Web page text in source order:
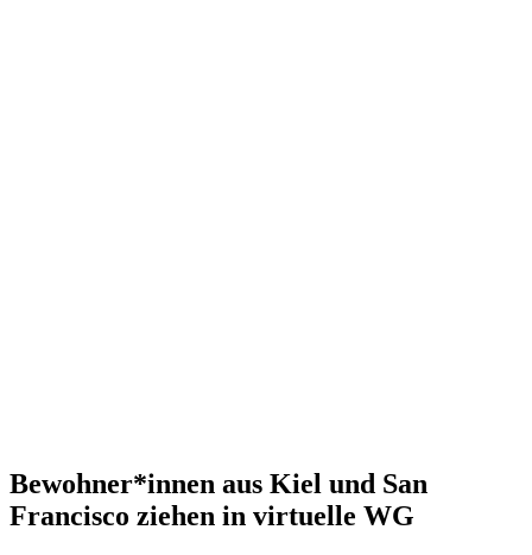
Bewohner*innen aus Kiel und San
Francisco ziehen in virtuelle WG